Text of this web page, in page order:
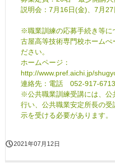
説明会：7月16日(金)、7月
※職業訓練の応募手続き等に
古屋高等技術専門校ホームぺ
ださい。
ホームページ：
http://www.pref.aichi.jp/
連絡先：電話 052-917-6713
※公共職業訓練受講には、公
行い、公共職業安定所長の
示を受ける必要があります。
2021年07月12日